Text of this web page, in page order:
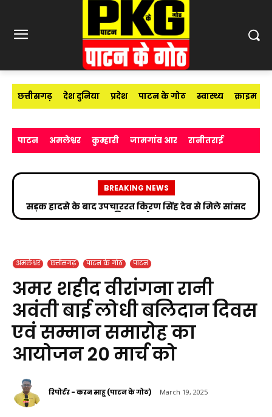
छत्तीसगढ़ देश दुनिया प्रदेश पाटन के गोठ स्वास्थ्य क्राइम
पाटन अमलेश्वर कुम्हारी जामगांव आर रानीतराई
BREAKING NEWS
सड़क हादसे के बाद उपचाररत किरण सिंह देव से मिले सांसद
विजय बघेल
सांकरा में सुना “मन की बात” का 136वां एपिसोड
अमलेश्वर छत्तीसगढ़ पाटन के गोठ पाटन
अमर शहीद वीरांगना रानी
अवंती बाई लोधी बलिदान दिवस
एवं सम्मान समारोह का
आयोजन 20 मार्च को
रिपोर्टर - करन साहू (पाटन के गोठ) March 19, 2025